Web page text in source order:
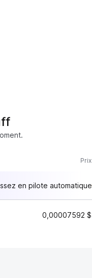
Prix
en pilote automatique
0,00007592 $